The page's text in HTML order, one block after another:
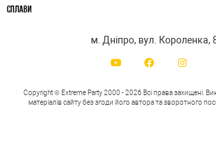
СПЛАВИ
м. Дніпро, вул. Короленка,
Copyright © Extreme Party 2000 - 2026 Всі права захищені.
матеріалів сайту без згоди його автора та зворотного